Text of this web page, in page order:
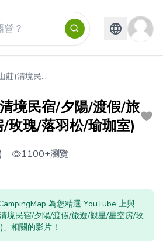
莊(清境民...
境民宿/夕陽/渡假/旅
玫瑰/落羽松/瑜珈室)
1100+瀏覽
為您精選 YouTube 上與
境民宿/夕陽/渡假/旅遊/觀星/星空房/玫
相關的影片！